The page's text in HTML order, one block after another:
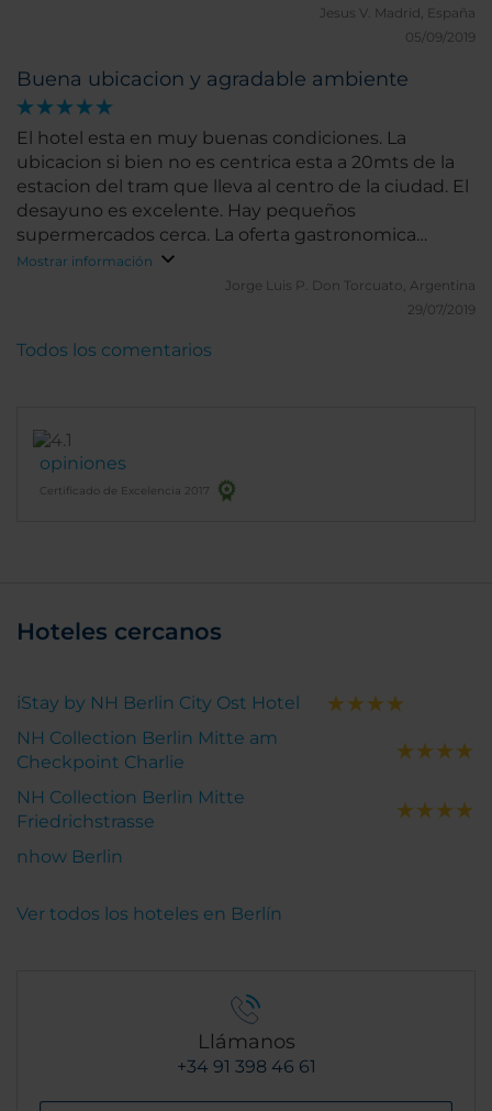
Jesus V. Madrid, España
05/09/2019
Buena ubicacion y agradable ambiente
El hotel esta en muy buenas condiciones. La
ubicacion si bien no es centrica esta a 20mts de la
estacion del tram que lleva al centro de la ciudad. El
desayuno es excelente. Hay pequeños
supermercados cerca. La oferta gastronomica
alrededor no es muy buena
Mostrar información
Jorge Luis P. Don Torcuato, Argentina
29/07/2019
opiniones
Certificado de Excelencia 2017
Todos los comentarios
Hoteles cercanos
iStay by NH Berlin City Ost Hotel
NH Collection Berlin Mitte am
Checkpoint Charlie
NH Collection Berlin Mitte
Friedrichstrasse
nhow Berlin
Ver todos los hoteles en Berlín
Llámanos
+34 91 398 46 61